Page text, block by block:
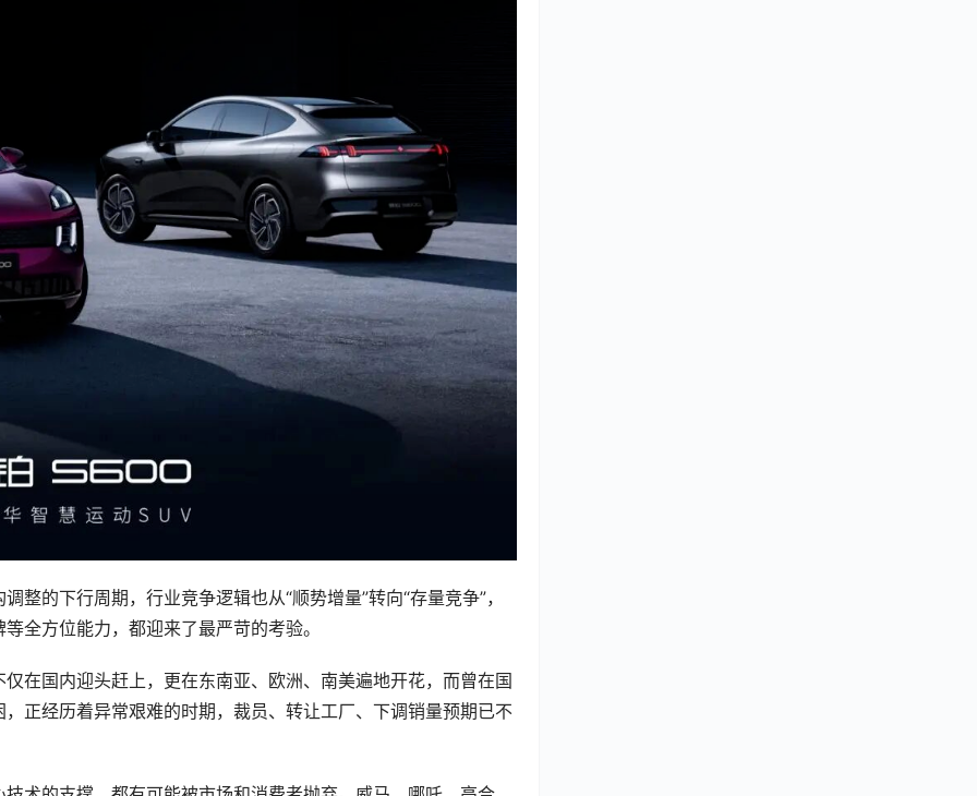
整的下行周期，行业竞争逻辑也从“顺势增量”转向“存量竞争”，
全方位能力，都迎来了最严苛的考验。
在国内迎头赶上，更在东南亚、欧洲、南美遍地开花，而曾在国
正经历着异常艰难的时期，裁员、转让工厂、下调销量预期已不